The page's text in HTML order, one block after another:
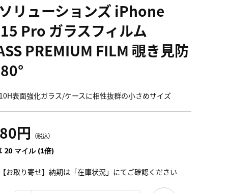
リューションズ iPhone
Pro ガラスフィルム
PREMIUM FILM 覗き見防
表面強化ガラス/ケースに相性抜群の小さめサイズ
円 （税込）
20 マイル (1倍)
お取り寄せ】納期は「在庫状況」にてご確認ください